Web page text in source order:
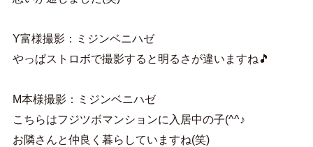
Y富様撮影：ミジンベニハゼ
やっぱストロボで撮影すると明るさが違いますね🎵
M本様撮影：ミジンベニハゼ
こちらはフジツボマンションに入居中の子(^^♪
お隣さんと仲良く暮らしていますね(笑)